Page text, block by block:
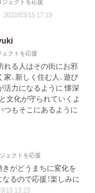
ジェクトを応援
2022/03/15 17:19
クトを応援
れる人はその街にお邪
、新しく住む人、遊び
活力になるように 懐深
文化が守られていくよ
つもそこにあるように
ェクトを応援
がどうまちに変化を
るので応援！楽しみに
15 13:23